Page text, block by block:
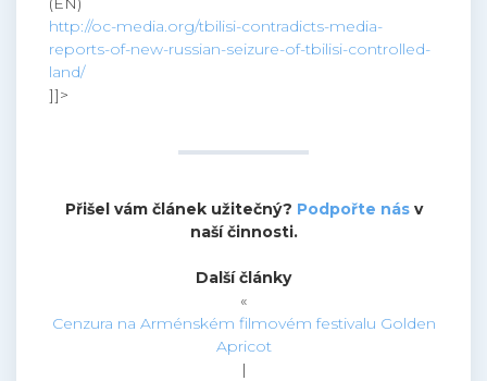
http://oc-media.org/tbilisi-contradicts-media-
reports-of-new-russian-seizure-of-tbilisi-controlled-
land/
]]>
Přišel vám článek užitečný? Podpořte násv
naší činnosti.
Další články
«
Cenzura na Arménském filmovém festivalu Golden
Apricot
|